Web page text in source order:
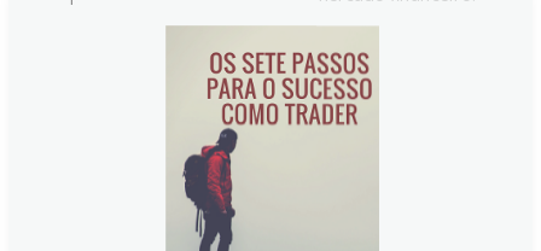
Paulson do Fed pede cautela na
decisão de cortar juros em
dezembro, com riscos no
emprego aumentando
Paulson afirmou que a decisão de dezembro exige
cautela, buscando equilibrar a desaceleração do